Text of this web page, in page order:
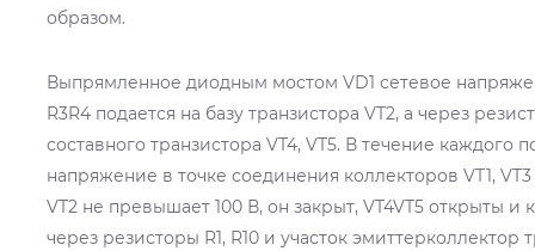
образом.
Выпрямленное диодным мостом VD1 сетевое
R3R4 подается на базу транзистора VT2, а через
составного транзистора VT4, VT5. В течение каждого
напряжение в точке соединения коллекторов VT1,
VT2 не превышает 100 В, он закрыт, VT4VT5 открыты и
через резисторы R1, R10 и участок эмиттерколлектор